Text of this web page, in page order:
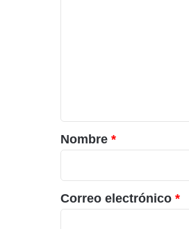
r
i
o
*
Nombre *
Correo electrónico *